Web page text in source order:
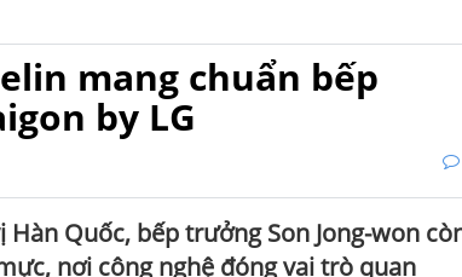
mang chuẩn bếp
by LG
Quốc, bếp trưởng Son Jong-won
nơi công nghệ đóng vai trò quan